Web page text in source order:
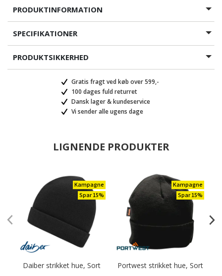
PRODUKTINFORMATION
SPECIFIKATIONER
PRODUKTSIKKERHED
Gratis fragt ved køb over 599,-
100 dages fuld returret
Dansk lager & kundeservice
Vi sender alle ugens dage
LIGNENDE PRODUKTER
Kampagne
Spar 15%
Daiber strikket hue, Sort
Kampagne
Spar 15%
Portwest strikket hue, Sort